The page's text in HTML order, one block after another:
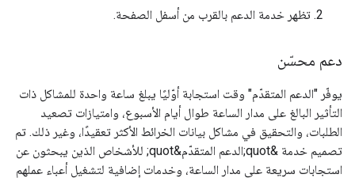
تظهر خدمة الدعم بالقرب من أسفل الصفحة.
دعم محسّن
يوفّر "الدعم المتقدّم" وقت استجابة أوّليًا يبلغ ساعة واحدة للمشاكل ذات
التأثير البالغ على مدار الساعة طوال أيام الأسبوع، وامتيازات تصعيد
الطلبات، والتحقيق في مشاكل بيانات الخرائط الأكثر تعقيدًا، وغير ذلك. تم
تصميم خدمة &quot;الدعم المتقدّم&quot; للأشخاص الذين يبحثون عن
استجابات سريعة على مدار الساعة، وخدمات إضافية لتشغيل أعباء عملهم